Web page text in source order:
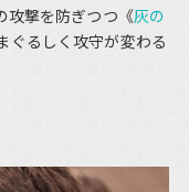
攻撃を防ぎつつ《灰の
ぐるしく攻守が変わる